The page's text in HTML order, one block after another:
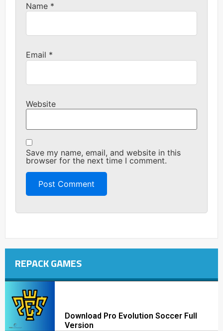
Name *
Email *
Website
Save my name, email, and website in this
browser for the next time I comment.
REPACK GAMES
Download Pro Evolution Soccer Full
Version